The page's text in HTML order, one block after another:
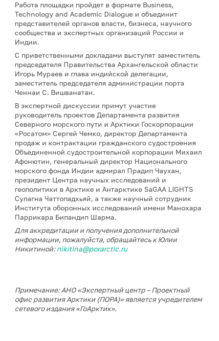
Работа площадки пройдет в формате Business,
Technology and Academic Dialogue и объединит
представителей органов власти, бизнеса, научного
сообщества и экспертных организаций России и
Индии.
С приветственными докладами выступят заместитель
председателя Правительства Архангельской области
Игорь Мураев и глава индийской делегации,
заместитель председателя администрации порта
Ченнаи С. Вишванатан.
В экспертной дискуссии примут участие
руководитель проектов Департамента развития
Северного морского пути и Арктики Госкорпорации
«Росатом» Сергей Чемко, директор Департамента
продаж и контрактации гражданского судостроения
Объединенной судостроительной корпорации Михаил
Афонютин, генеральный директор Национального
морского фонда Индии адмирал Прадип Чаухан,
президент Центра научных исследований и
геополитики в Арктике и Антарктике SaGAA LIGHTS
Сулагна Чаттопадхьяй, а также научный сотрудник
Института оборонных исследований имени Манохара
Паррикара Бипандип Шарма.
Для аккредитации и получения дополнительной
информации, пожалуйста, обращайтесь к Юлии
Никитиной:nikitina@porarctic.ru
Примечание: АНО «Экспертный центр – Проектный
офис развития Арктики (ПОРА)» является учредителем
сетевого издания «ГоАрктик».